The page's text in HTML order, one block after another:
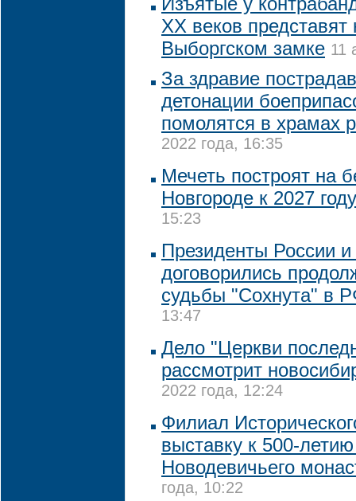
XX веков
Выборгском замке 11
За здравие
детонации
помолятся в храмах
2022 года, 16:35
Мечеть построят на
Новгороде к 2027 году
15:23
Президенты России
договорились
судьбы "Сохнута" в
13:47
Дело "Церкви
рассмотрит
2022 года, 12:24
Филиал
выставку к 500-
Новодевичьего
года, 10:22